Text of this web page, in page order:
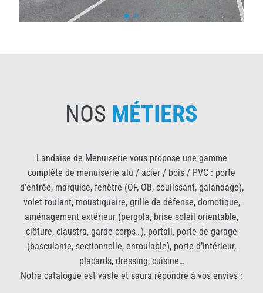
NOS MÉTIERS
Landaise de Menuiserie vous propose une gamme
complète de menuiserie alu / acier / bois / PVC : porte
d’entrée, marquise, fenêtre (OF, OB, coulissant, galandage),
volet roulant, moustiquaire, grille de défense, domotique,
aménagement extérieur (pergola, brise soleil orientable,
clôture, claustra, garde corps…), portail, porte de garage
(basculante, sectionnelle, enroulable), porte d’intérieur,
placards, dressing, cuisine…
Notre catalogue est vaste et saura répondre à vos envies :